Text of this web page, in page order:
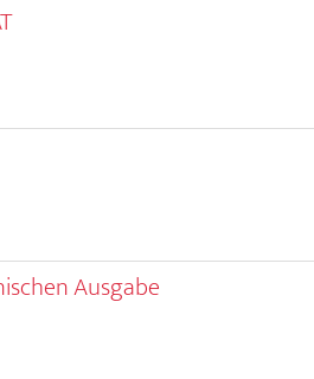
Ausgabe